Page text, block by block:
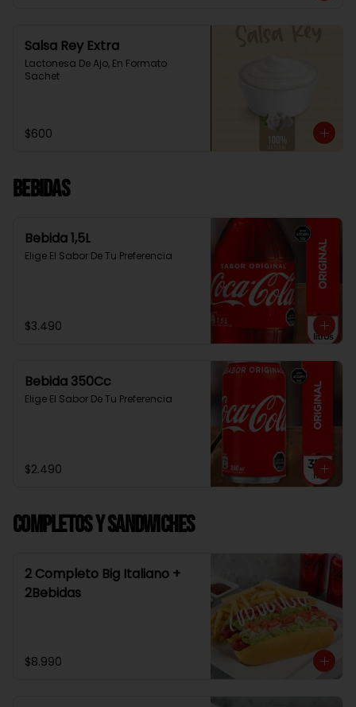
Salsa Rey Extra
Lactonesa De Ajo, En Formato
Sachet
$600
Bebidas
Bebida 1,5L
Elige El Sabor De Tu Preferencia
$3.490
Bebida 350Cc
Elige El Sabor De Tu Preferencia
$2.490
Completos y Sandwiches
2 Completo Big Italiano +
2Bebidas
$8.990